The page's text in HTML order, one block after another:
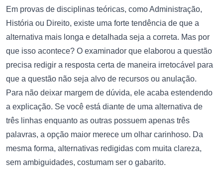
Em provas de disciplinas teóricas, como Administração,
História ou Direito, existe uma forte tendência de que a
alternativa mais longa e detalhada seja a correta. Mas por
que isso acontece? O examinador que elaborou a questão
precisa redigir a resposta certa de maneira irretocável para
que a questão não seja alvo de recursos ou anulação.
Para não deixar margem de dúvida, ele acaba estendendo
a explicação. Se você está diante de uma alternativa de
três linhas enquanto as outras possuem apenas três
palavras, a opção maior merece um olhar carinhoso. Da
mesma forma, alternativas redigidas com muita clareza,
sem ambiguidades, costumam ser o gabarito.